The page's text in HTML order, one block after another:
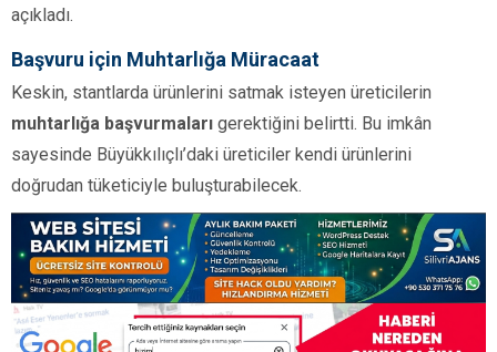
açıkladı.
Başvuru için Muhtarlığa Müracaat
Keskin, stantlarda ürünlerini satmak isteyen üreticilerin
muhtarlığa başvurmaları gerektiğini belirtti. Bu imkân
sayesinde Büyükkılıçlı’daki üreticiler kendi ürünlerini
doğrudan tüketiciyle buluşturabilecek.